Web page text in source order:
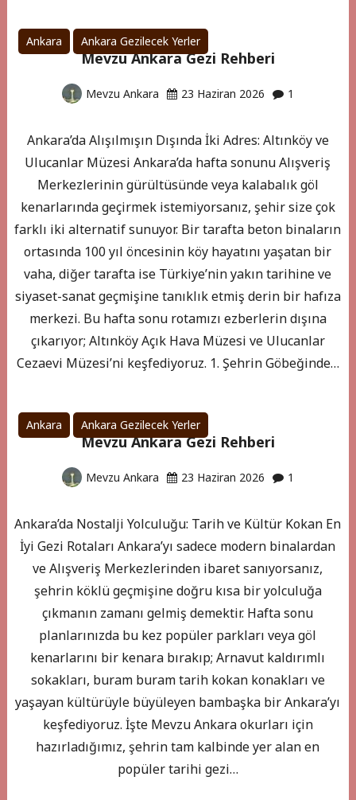
Ankara Ankara Gezilecek Yerler
Mevzu Ankara Gezi Rehberi
Mevzu Ankara 23 Haziran 2026 1
Ankara’da Alışılmışın Dışında İki Adres: Altınköy ve
Ulucanlar Müzesi Ankara’da hafta sonunu Alışveriş
Merkezlerinin gürültüsünde veya kalabalık göl
kenarlarında geçirmek istemiyorsanız, şehir size çok
farklı iki alternatif sunuyor. Bir tarafta beton binaların
ortasında 100 yıl öncesinin köy hayatını yaşatan bir
vaha, diğer tarafta ise Türkiye’nin yakın tarihine ve
siyaset-sanat geçmişine tanıklık etmiş derin bir hafıza
merkezi. Bu hafta sonu rotamızı ezberlerin dışına
çıkarıyor; Altınköy Açık Hava Müzesi ve Ulucanlar
Cezaevi Müzesi’ni keşfediyoruz. 1. Şehrin Göbeğinde…
Ankara Ankara Gezilecek Yerler
Mevzu Ankara Gezi Rehberi
Mevzu Ankara 23 Haziran 2026 1
Ankara’da Nostalji Yolculuğu: Tarih ve Kültür Kokan En
İyi Gezi Rotaları Ankara’yı sadece modern binalardan
ve Alışveriş Merkezlerinden ibaret sanıyorsanız,
şehrin köklü geçmişine doğru kısa bir yolculuğa
çıkmanın zamanı gelmiş demektir. Hafta sonu
planlarınızda bu kez popüler parkları veya göl
kenarlarını bir kenara bırakıp; Arnavut kaldırımlı
sokakları, buram buram tarih kokan konakları ve
yaşayan kültürüyle büyüleyen bambaşka bir Ankara’yı
keşfediyoruz. İşte Mevzu Ankara okurları için
hazırladığımız, şehrin tam kalbinde yer alan en
popüler tarihi gezi…